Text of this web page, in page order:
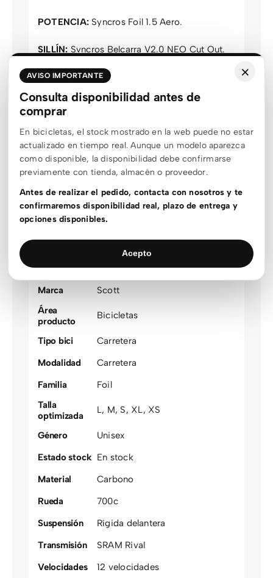
POTENCIA: Syncros Foil 1.5 Aero.
SILLÍN: Syncros Belcarra V2.0 NEO Cut Out.
TIJA:Syncros Duncan SL Aero CFT.
PESO APROXIMADO:8,4 kg.
AVISO:
Las especificaciones de esta bicicleta pueden
variar en función de la disponibilidad de los
proveedores durante la producción, con el fin
de evitar demoras.
Información adicional
Talla XS,S,M,L,XL
Marca
Scott
Área
producto
Bicicletas
Tipo bici
Carretera
Modalidad
Carretera
Familia
Foil
Talla
optimizada
L, M, S, XL, XS
Género
Unisex
Estado stock En stock
Material
Carbono
Rueda
700c
Suspensión
Rígida delantera
Transmisión
SRAM Rival
Velocidades
12 velocidades
×
AVISO IMPORTANTE
Consulta disponibilidad antes de
comprar
En bicicletas, el stock mostrado en la web puede no estar
actualizado en tiempo real. Aunque un modelo aparezca
como disponible, la disponibilidad debe confirmarse
previamente con tienda, almacén o proveedor.
Antes de realizar el pedido, contacta con nosotros y te
confirmaremos disponibilidad real, plazo de entrega y
opciones disponibles.
Acepto